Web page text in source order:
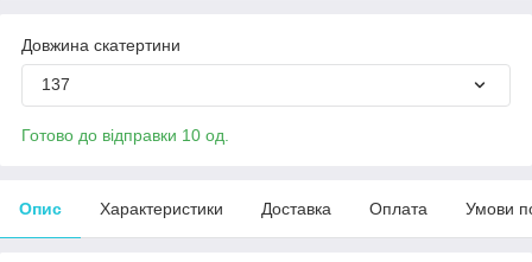
Довжина скатертини
137
Готово до відправки 10 од.
Опис Характеристики Доставка Оплата Умови